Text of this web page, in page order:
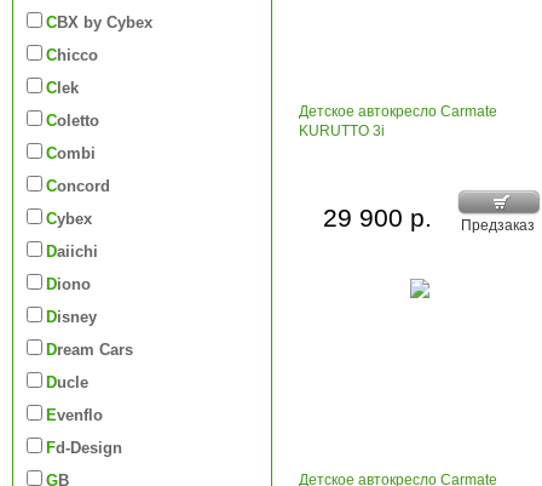
CBX by Cybex
Chicco
Clek
Coletto
Combi
Concord
Cybex
Daiichi
Diono
Disney
Dream Cars
Ducle
Evenflo
Fd-Design
GB
Детское автокресло Carmate
KURUTTO 3i
Предзаказ
29 900 р.
Детское автокресло Carmate